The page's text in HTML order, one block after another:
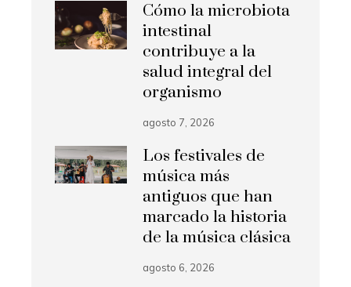
Cómo la microbiota
intestinal
contribuye a la
salud integral del
organismo
agosto 7, 2026
Los festivales de
música más
antiguos que han
marcado la historia
de la música clásica
agosto 6, 2026